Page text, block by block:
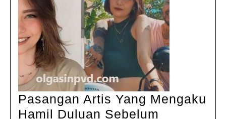
Pasangan Artis Yang Mengaku
Hamil Duluan Sebelum